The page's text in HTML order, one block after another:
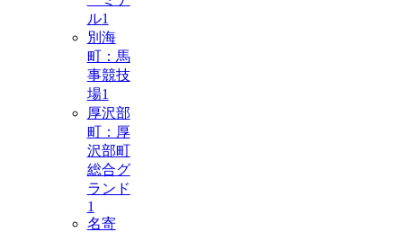
ル1
別海
町：馬
事競技
場1
厚沢部
町：厚
沢部町
総合グ
ランド
1
名寄